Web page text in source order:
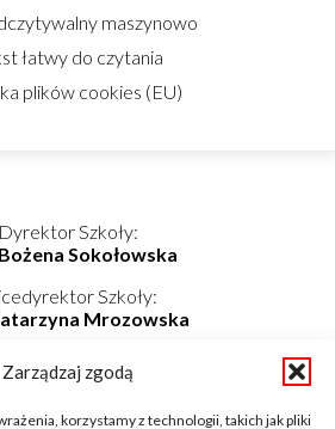
Zarządzaj zgodą
korzystamy z technologii, takich jak pliki
maszynowo
łatwy do czytania
plików cookies (EU)
Dyrektor Szkoły:
Sokołowska
Szkoły:
Mrozowska
Kołaczyńska-Bogdan